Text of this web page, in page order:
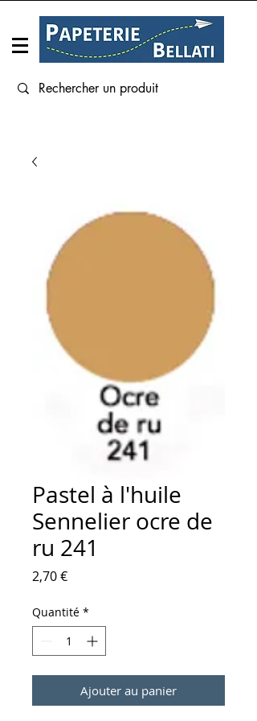
Pastel à l'huile
Sennelier ocre de
ru 241
2,70 €Prix
Quantité *
Ajouter au panier